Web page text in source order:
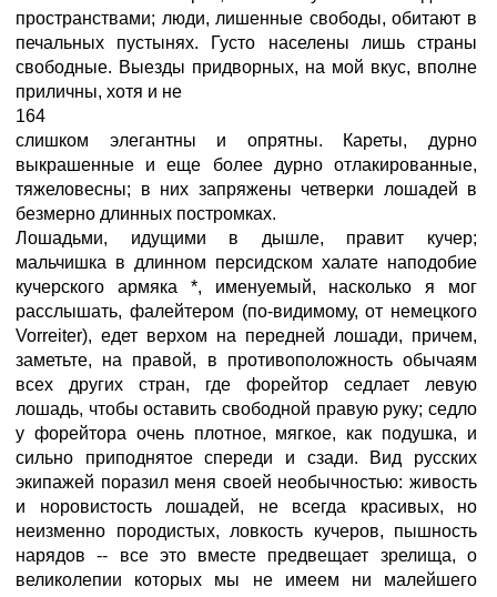
пространствами; люди, лишенные свободы, обитают в
печальных пустынях. Густо населены лишь страны
свободные. Выезды придворных, на мой вкус, вполне
приличны, хотя и не
164
слишком элегантны и опрятны. Кареты, дурно
выкрашенные и еще более дурно отлакированные,
тяжеловесны; в них запряжены четверки лошадей в
безмерно длинных постромках.
Лошадьми, идущими в дышле, правит кучер;
мальчишка в длинном персидском халате наподобие
кучерского армяка *, именуемый, насколько я мог
расслышать, фалейтером (по-видимому, от немецкого
Vorreiter), едет верхом на передней лошади, причем,
заметьте, на правой, в противоположность обычаям
всех других стран, где форейтор седлает левую
лошадь, чтобы оставить свободной правую руку; седло
у форейтора очень плотное, мягкое, как подушка, и
сильно приподнятое спереди и сзади. Вид русских
экипажей поразил меня своей необычностью: живость
и норовистость лошадей, не всегда красивых, но
неизменно породистых, ловкость кучеров, пышность
нарядов -- все это вместе предвещает зрелища, о
великолепии которых мы не имеем ни малейшего